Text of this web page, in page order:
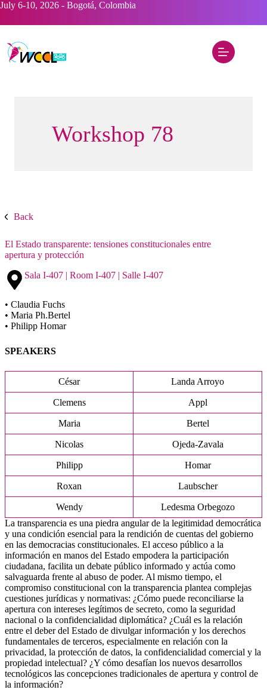
Saltar
contenido
July 6-10, 2026 - Bogotá, Colombia
Workshop 78
Back
El Estado transparente: tensiones constitucionales entre
apertura y protección
Sala I-407 | Room I-407 | Salle I-407
• Claudia Fuchs
• Maria Ph.Bertel
• Philipp Homar
SPEAKERS
César Landa Arroyo
Clemens Appl
Maria Bertel
Nicolas Ojeda-Zavala
Philipp Homar
Roxan Laubscher
Wendy
Ledesma Orbegozo
La transparencia es una piedra angular de la legitimidad democrática
y una condición esencial para la rendición de cuentas del gobierno
en las democracias constitucionales. El acceso público a la
información en manos del Estado empodera la participación
ciudadana, facilita un debate público informado y actúa como
salvaguarda frente al abuso de poder. Al mismo tiempo, el
compromiso constitucional con la transparencia plantea complejas
cuestiones jurídicas y normativas: ¿Cómo puede reconciliarse la
apertura con intereses legítimos de secreto, como la seguridad
nacional o la confidencialidad diplomática? ¿Cuál es la relación
entre el deber del Estado de divulgar información y los derechos
fundamentales de terceros, especialmente en relación con la
privacidad, la protección de datos, la confidencialidad comercial y la
propiedad intelectual? ¿Y cómo desafían los nuevos desarrollos
tecnológicos las concepciones tradicionales de apertura y control de
la información?